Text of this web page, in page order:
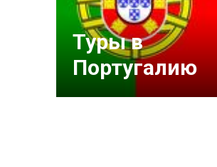
Туры в
Португалию